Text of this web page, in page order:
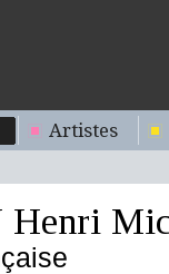
Artistes
Henri